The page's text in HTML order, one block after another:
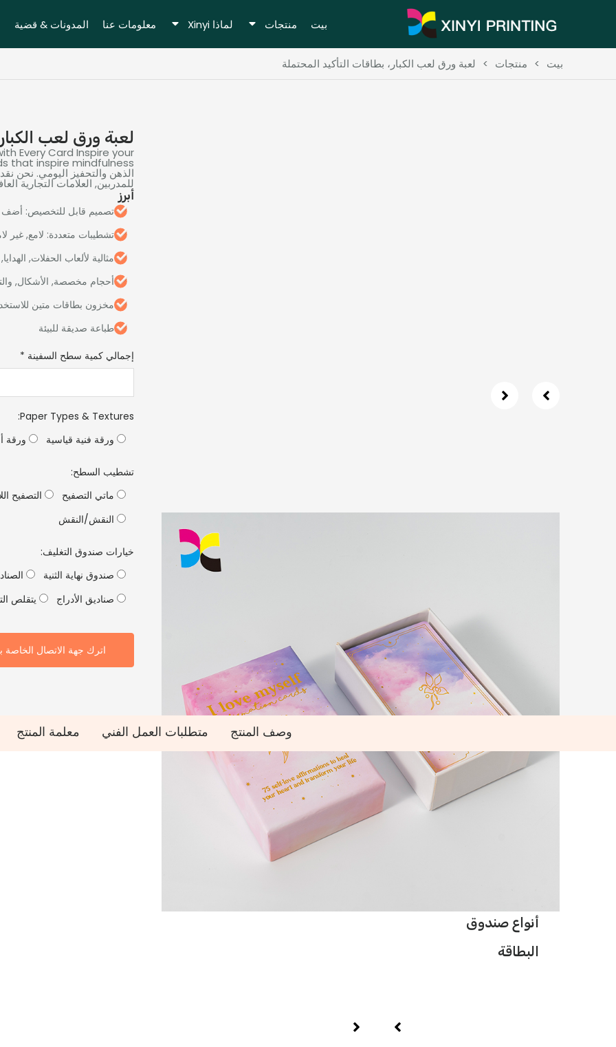
بيت منتجات لماذا Xinyi معلومات عنا المدونات & قضية
بيت > منتجات > لعبة ورق لعب الكبار، بطاقات التأكيد المحتملة
لعبة ورق لعب
Every Card Inspire your
that inspire mindfulness
الذهن والتحفيز اليومي. نحن
للمدربين, العلامات التجارية
أبرز
تصميم قابل للتخصيص: أضف
تشطيبات متعددة: لامع, غير
مثالية لألعاب الحفلات,
أحجام مخصصة, الأشكال,
مخزون بطاقات متين
طباعة صديقة للبيئة
إجمالي كمية سطح السفينة *
Paper Types & Textures
:
ورقة فنية قياسية
ورقة
تشطيب السطح:
ماتي التصفيح
التصفيح
النقش/النقش
خيارات صندوق التغليف:
صندوق نهاية الثنية
صناديق الأدراج
يتقلص
اترك جهة الاتصال الخاصة
وصف المنتج متطلبات العمل الفني معلمة المنتج
أنواع صندوق
البطاقة